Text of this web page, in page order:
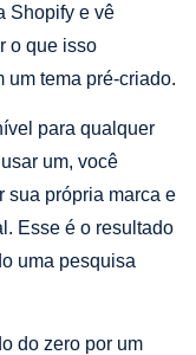
Shopify e vê
o que isso
um tema pré-criado.
para qualquer
um, você
sua própria marca e
Esse é o resultado
uma pesquisa
do zero por um